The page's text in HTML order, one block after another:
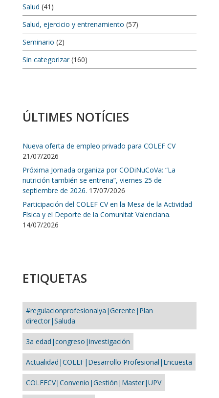
Salud (41)
Salud, ejercicio y entrenamiento (57)
Seminario (2)
Sin categorizar(160)
ÚLTIMES NOTÍCIES
Nueva oferta de empleo privado para COLEF CV
21/07/2026
Próxima Jornada organiza por CODiNuCoVa: “La
nutrición también se entrena”, viernes 25 de
septiembre de 2026. 17/07/2026
Participación del COLEF CV en la Mesa de la Actividad
Física y el Deporte de la Comunitat Valenciana.
14/07/2026
ETIQUETAS
#regulacionprofesionalya|Gerente|Plan
director|Saluda
3a edad|congreso|investigación
Actualidad|COLEF|Desarrollo Profesional|Encuesta
COLEFCV|Convenio|Gestión|Master|UPV